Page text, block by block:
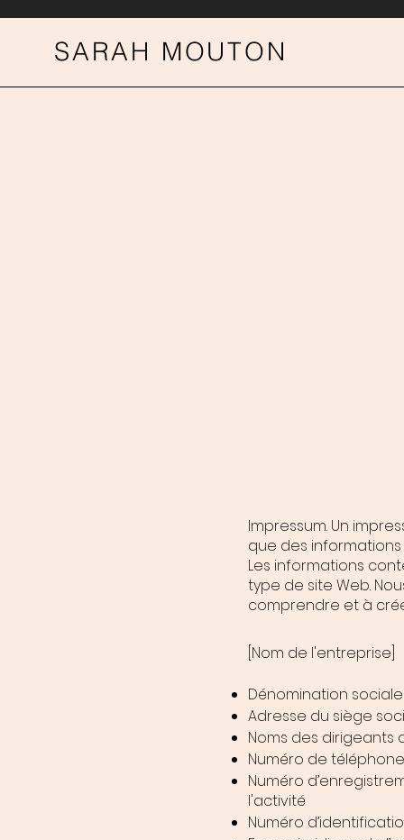
SARAH MOUTON
Impressum. Un
que des
Les informations
type de site Web.
comprendre et à
[Nom de l'entreprise]
Dénomination
Adresse du siège
Noms des dirigeants
Numéro de
Numéro
l'activité
Numéro